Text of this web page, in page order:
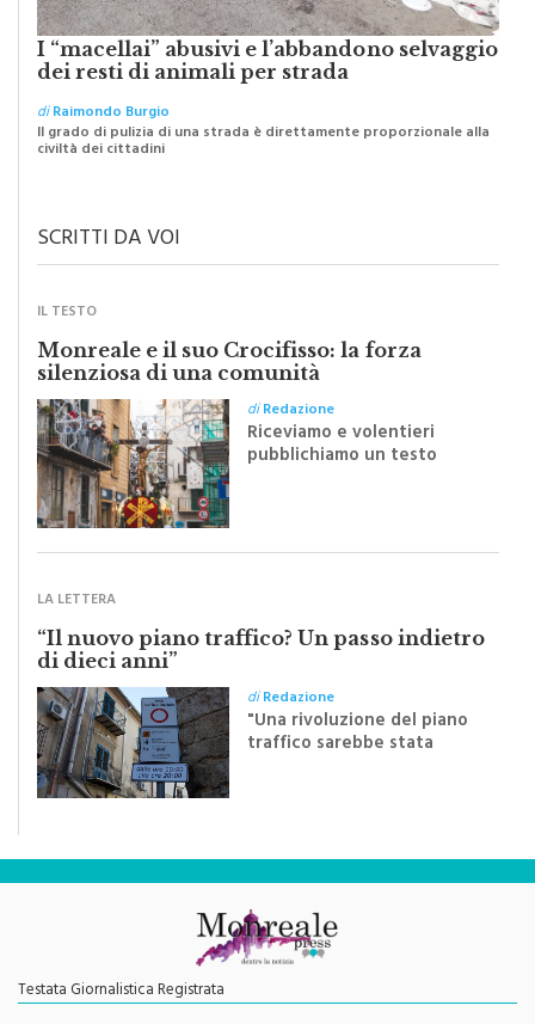
I “macellai” abusivi e l’abbandono selvaggio
dei resti di animali per strada
diRaimondo Burgio
Il grado di pulizia di una strada è direttamente proporzionale alla
civiltà dei cittadini
Monreale e il suo Crocifisso: la forza
silenziosa di una comunità
diRedazione
Riceviamo e volentieri
pubblichiamo un testo
inviato dalla scrittrice
monrealese Mariella
“Il nuovo piano traffico? Un passo indietro
di dieci anni”
"Una rivoluzione del piano
traffico sarebbe stata
efficace se preceduta da
una rivoluzione culturale"
Testata Giornalistica Registrata
Autorizzazione del Tribunale di Palermo N. 621/2013